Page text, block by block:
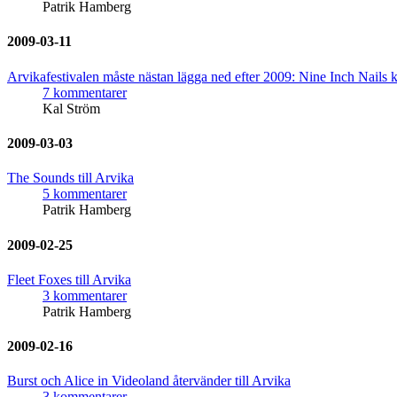
Patrik Hamberg
2009-03-11
Arvikafestivalen måste nästan lägga ned efter 2009: Nine Inch Nails
7 kommentarer
Kal Ström
2009-03-03
The Sounds till Arvika
5 kommentarer
Patrik Hamberg
2009-02-25
Fleet Foxes till Arvika
3 kommentarer
Patrik Hamberg
2009-02-16
Burst och Alice in Videoland återvänder till Arvika